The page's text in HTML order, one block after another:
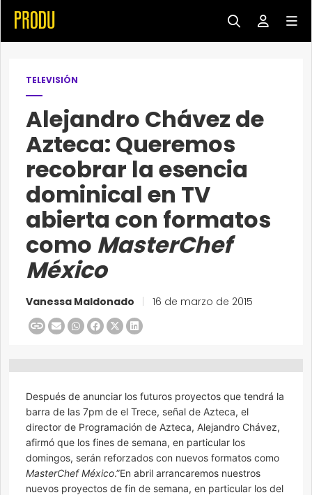
TELEVISIÓN
Alejandro Chávez de
Azteca: Queremos
recobrar la esencia
dominical en TV
abierta con formatos
como MasterChef
México
Vanessa Maldonado 16 de marzo de 2015
Después de anunciar los futuros proyectos que tendrá la
barra de las 7pm de el Trece, señal de Azteca, el
director de Programación de Azteca, Alejandro Chávez,
afirmó que los fines de semana, en particular los
domingos, serán reforzados con nuevos formatos como
MasterChef México.”En abril arrancaremos nuestros
nuevos proyectos de fin de semana, en particular los del